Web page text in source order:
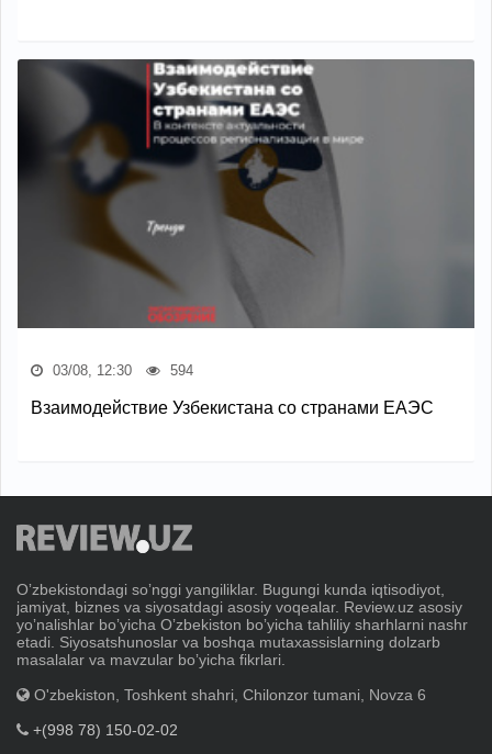
03/08, 12:30 594
Взаимодействие Узбекистана со странами ЕАЭС
Oʼzbekistondagi soʼnggi yangiliklar. Bugungi kunda iqtisodiyot,
jamiyat, biznes va siyosatdagi asosiy voqealar. Review.uz asosiy
yoʼnalishlar boʼyicha Oʼzbekiston boʼyicha tahliliy sharhlarni nashr
etadi. Siyosatshunoslar va boshqa mutaxassislarning dolzarb
masalalar va mavzular boʼyicha fikrlari.
O'zbekiston, Toshkent shahri, Chilonzor tumani, Novza 6
+(998 78) 150-02-02